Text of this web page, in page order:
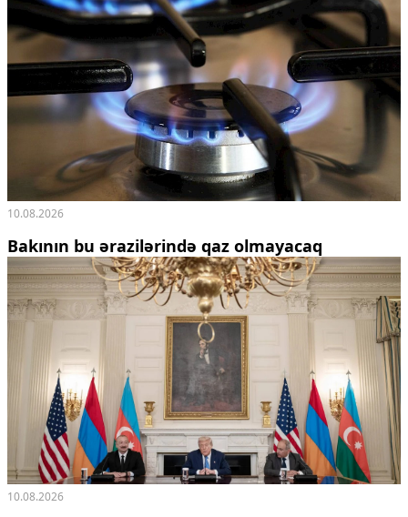
10.08.2026
Bakının bu ərazilərində qaz olmayacaq
10.08.2026